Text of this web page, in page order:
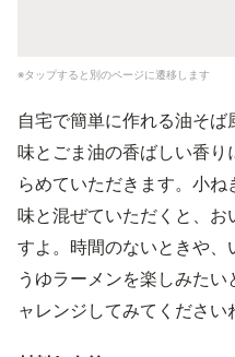
※タップすると別のページに遷移します
自宅で簡単に作れる油そ
味とごま油の香ばしい香
らめていただきます。小
味と混ぜていただくと、お
すよ。時間のないときや、
うゆラーメンを楽しみた
ャレンジしてみてください